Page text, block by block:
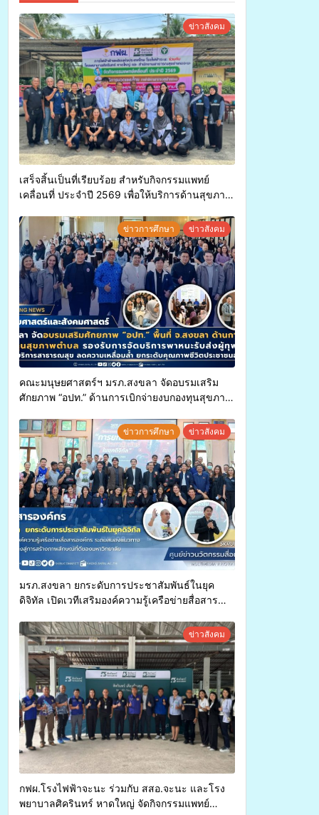
ข่าวสังคม
เสร็จสิ้นเป็นที่เรียบร้อย สำหรับกิจกรรมแพทย์
เคลื่อนที่ ประจำปี 2569 เพื่อให้บริการด้านสุขภาพ
ข่าวการศึกษา ข่าวสังคม
คณะมนุษยศาสตร์ฯ มรภ.สงขลา จัดอบรมเสริม
ศักยภาพ “อปท.” ด้านการเบิกจ่ายงบกองทุนสุขภาพ
ทุพพลภาพเพื่อเข้ารับบริการสาธารณสุข ลดความ
เหลื่อมล้ำ ยกระดับคุณภาพชีวิตประชาชนอย่าง
ยั่งยืน
ข่าวการศึกษา ข่าวสังคม
มรภ.สงขลา ยกระดับการประชาสัมพันธ์ในยุค
ดิจิทัล เปิดเวทีเสริมองค์ความรู้เครือข่ายสื่อสาร
การสร้างภาพลักษณ์ที่ดีของมหาวิทยาลัยข่าวสังคม
กฟผ.โรงไฟฟ้าจะนะ ร่วมกับ สสอ.จะนะ และโรง
พยาบาลศิครินทร์ หาดใหญ่ จัดกิจกรรมแพทย์